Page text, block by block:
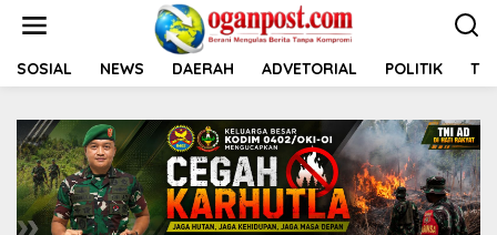
t
SOSIAL NEWS DAERAH ADVETORIAL POLITIK